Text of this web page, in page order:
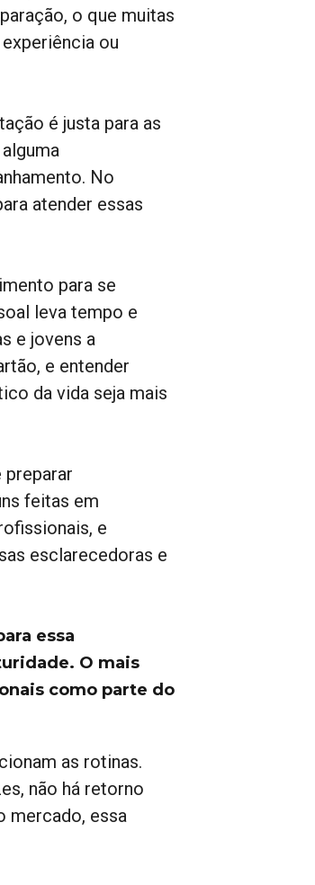
o que muitas
ou
é justa para as
No
atender essas
para se
leva tempo e
e jovens a
e entender
da vida seja mais
preparar
feitas em
e
esclarecedoras e
essa
O mais
como parte do
as rotinas.
não há retorno
mercado, essa